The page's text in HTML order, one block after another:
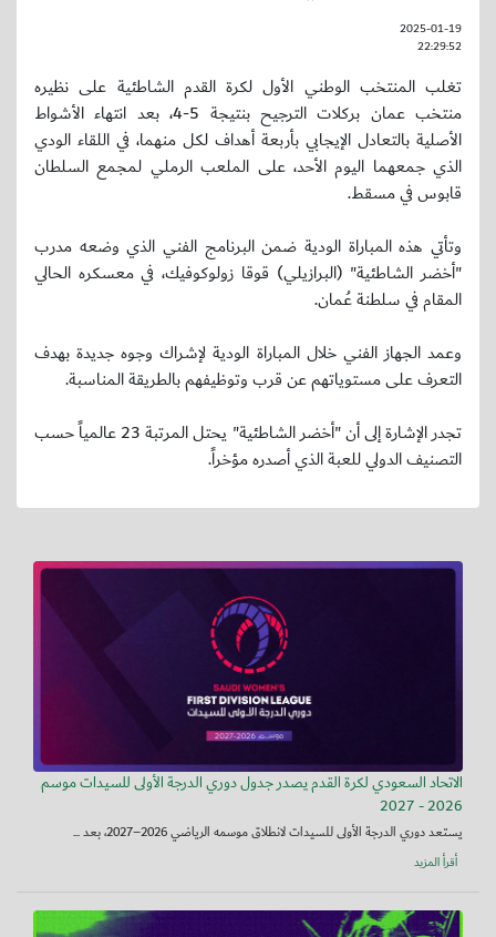
2025-01-19
22:29:52
تغلب المنتخب الوطني الأول لكرة القدم الشاطئية على نظيره
منتخب عمان بركلات الترجيح بنتيجة 5-4، بعد انتهاء الأشواط
الأصلية بالتعادل الإيجابي بأربعة أهداف لكل منهما، في اللقاء الودي
الذي جمعهما اليوم الأحد، على الملعب الرملي لمجمع السلطان
قابوس في مسقط.
وتأتي هذه المباراة الودية ضمن البرنامج الفني الذي وضعه مدرب
"أخضر الشاطئية" (البرازيلي) قوقا زولوكوفيك، في معسكره الحالي
المقام في سلطنة عُمان.
وعمد الجهاز الفني خلال المباراة الودية لإشراك وجوه جديدة بهدف
التعرف على مستوياتهم عن قرب وتوظيفهم بالطريقة المناسبة.
تجدر الإشارة إلى أن "أخضر الشاطئية" يحتل المرتبة 23 عالمياً حسب
التصنيف الدولي للعبة الذي أصدره مؤخراً.
الاتحاد السعودي لكرة القدم يصدر جدول دوري الدرجة الأولى للسيدات موسم
2026 - 2027
يستعد دوري الدرجة الأولى للسيدات لانطلاق موسمه الرياضي 2026–2027، بعد ...
أقرأ المزيد